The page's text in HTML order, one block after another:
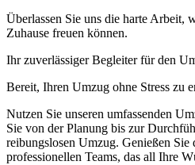
Überlassen Sie uns die harte Arbeit,
Zuhause freuen können.
Ihr zuverlässiger Begleiter für den
Bereit, Ihren Umzug ohne Stress zu
Nutzen Sie unseren umfassenden
Sie von der Planung bis zur
reibungslosen Umzug. Genießen Sie
professionellen Teams, das all Ihre